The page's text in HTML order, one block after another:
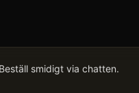
smidigt via chatten.